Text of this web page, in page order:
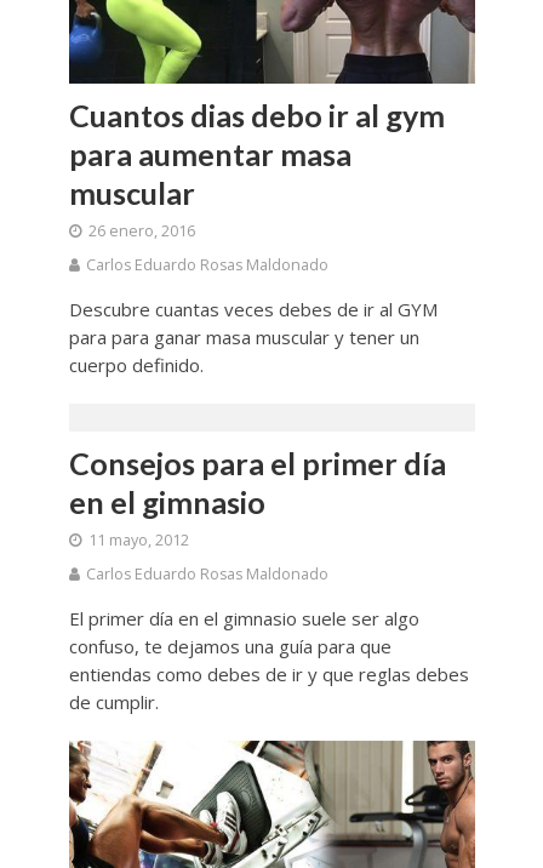
Cuantos dias debo ir al gym
para aumentar masa
muscular
26 enero, 2016
Carlos Eduardo Rosas Maldonado
Descubre cuantas veces debes de ir al GYM
para para ganar masa muscular y tener un
cuerpo definido.
Consejos para el primer día
en el gimnasio
11 mayo, 2012
Carlos Eduardo Rosas Maldonado
El primer día en el gimnasio suele ser algo
confuso, te dejamos una guía para que
entiendas como debes de ir y que reglas debes
de cumplir.